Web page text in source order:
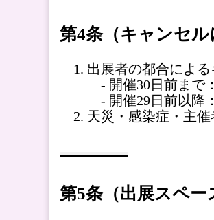
第4条（キャンセル
出展者の都合によ
- 開催30日前まで
- 開催29日前以降
天災・感染症・主
第5条（出展スペー